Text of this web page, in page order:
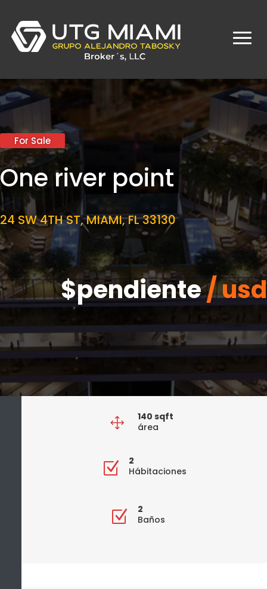
For Sale
One river point
24 SW 4TH ST, MIAMI, FL 33130
$pendiente/ usd
1
140 sqft
área
Z
2
Hábitaciones
Z
2
Baños